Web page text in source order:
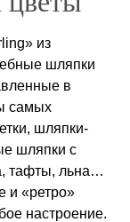
из
шляпки
в
самых
шляпки-
шляпки с
тафты, льна…
и «ретро»
настроение.